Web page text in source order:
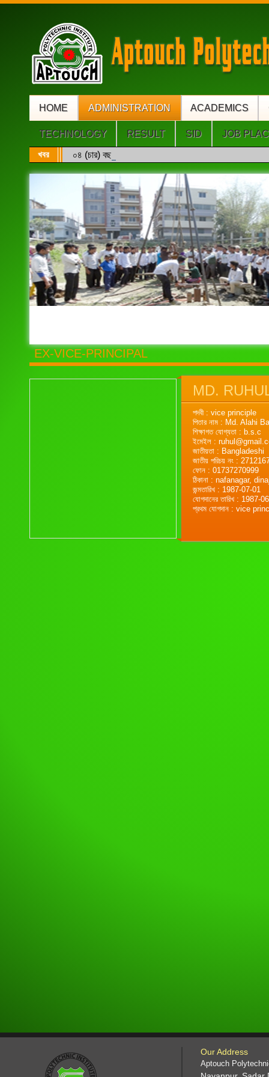
HOME ADMINISTRATION ACADEMICS
TECHNOLOGY RESULT SID JOB
খবর ০৪ (চার) বছর মেয়াদি ডিপ্লোমা ইঞ্জিনিয়ারিং এবং সরাসরি ৩য়/
EX-VICE-PRINCIPAL
MD.
পদবী : vice principle
পিতার নাম : Md. Alahi
শিক্ষাগত যোগ্যতা : b.s.c
ইমেইল :
জাতীয়তা : Bangladeshi
জাতীয় পরিচয় নং :
ফোন : 01737270999
ঠিকানা : nafanagar,
জন্মতারিখ : 1987-07-01
যোগদানের তারিখ : 1987-
প্রথম যোগদান : vice
Our Address
Aptouch